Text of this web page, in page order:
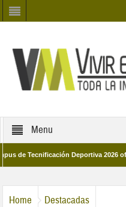
Menu
Deportiva 2026 ofrecen
Home Destacadas